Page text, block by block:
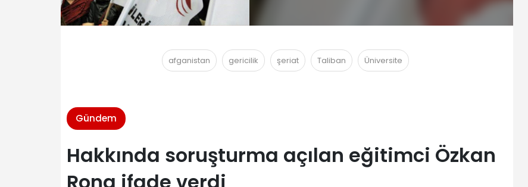
olanaklar
afganistan gericilik şeriat Taliban Üniversite
Gündem
Hakkında soruşturma açılan eğitimci Özkan